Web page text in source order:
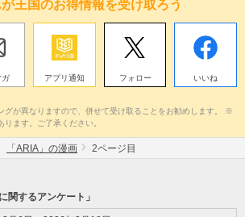
が王国のお得情報を受け取ろう
ガ アプリ通知 フォロー いいね
グが異なりますので、併せて受け取ることをお勧めします。 ※
ます。ご了承ください。
「ARIA」の漫画 2ページ目
関するアンケート」